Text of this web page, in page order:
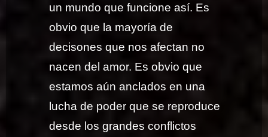
un mundo que funcione así. Es
obvio que la mayoría de
decisones que nos afectan no
nacen del amor. Es obvio que
estamos aún anclados en una
lucha de poder que se reproduce
desde los grandes conflictos